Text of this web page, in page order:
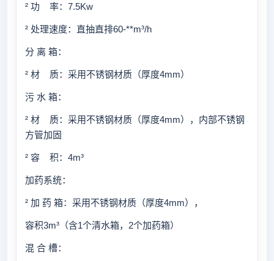
² 功 率：7.5Kw
² 处理速度：直抽直排60-**m³/h
分 离 箱：
² 材 质：采用不锈钢材质（厚度4mm）
污 水 箱：
² 材 质：采用不锈钢材质（厚度4mm），内部不锈钢
方管加固
² 容 积：4m³
加药系统：
² 加 药 箱：采用不锈钢材质（厚度4mm），
容积3m³（含1个清水箱，2个加药箱）
混 合 槽：